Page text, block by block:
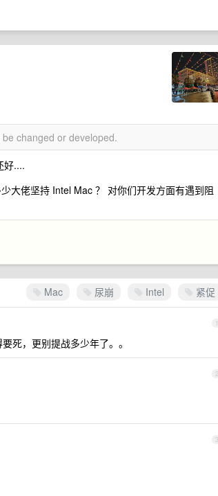
changed or developed.
好....
大佬坚持 Intel Mac ？ 对你们开发方面有遇到阻
Mac 尿崩 Intel 紧促
1
死，更别提战多少年了。。
2
3